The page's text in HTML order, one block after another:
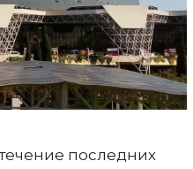
последних